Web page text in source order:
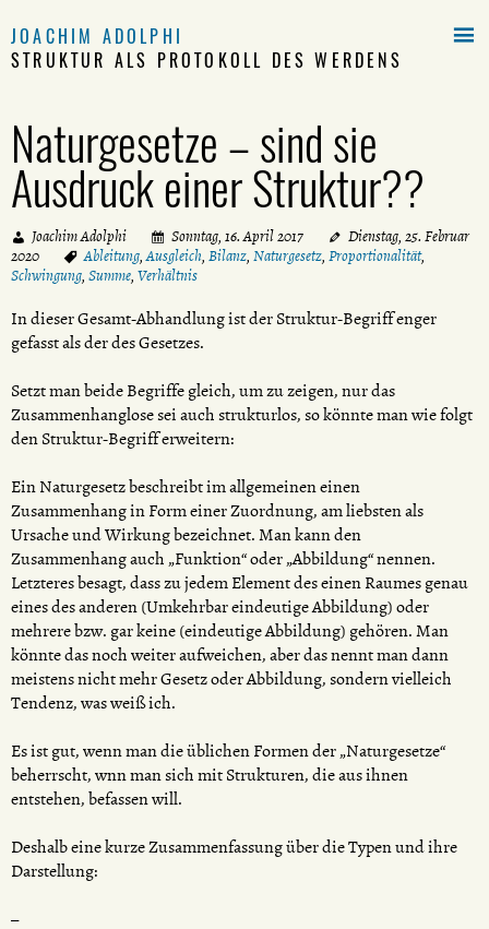
JOACHIM ADOLPHI
STRUKTUR ALS PROTOKOLL DES WERDENS
Naturgesetze – sind sie
Ausdruck einer Struktur??
Joachim Adolphi Sonntag, 16. April 2017
Dienstag, 25. Februar
2020
Ableitung,Ausgleich, Bilanz, Naturgesetz, Proportionalität,
Schwingung, Summe, Verhältnis
In dieser Gesamt-Abhandlung ist der Struktur-Begriff enger
gefasst als der des Gesetzes.
Setzt man beide Begriffe gleich, um zu zeigen, nur das
Zusammenhanglose sei auch strukturlos, so könnte man wie folgt
den Struktur-Begriff erweitern:
Ein Naturgesetz beschreibt im allgemeinen einen
Zusammenhang in Form einer Zuordnung, am liebsten als
Ursache und Wirkung bezeichnet. Man kann den
Zusammenhang auch „Funktion“ oder „Abbildung“ nennen.
Letzteres besagt, dass zu jedem Element des einen Raumes genau
eines des anderen (Umkehrbar eindeutige Abbildung) oder
mehrere bzw. gar keine (eindeutige Abbildung) gehören. Man
könnte das noch weiter aufweichen, aber das nennt man dann
meistens nicht mehr Gesetz oder Abbildung, sondern vielleich
Tendenz, was weiß ich.
Es ist gut, wenn man die üblichen Formen der „Naturgesetze“
beherrscht, wnn man sich mit Strukturen, die aus ihnen
entstehen, befassen will.
Deshalb eine kurze Zusammenfassung über die Typen und ihre
Darstellung:
